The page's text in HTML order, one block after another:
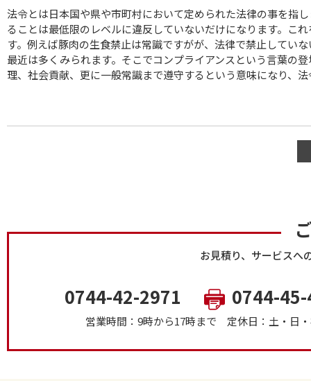
法令とは日本国や県や市町村において定められた法律の事を指
ることは最低限のレベルに違反していないだけになります。こ
す。例えば豚肉の生食禁止は常識ですがが、法律で禁止してい
最近は多くみられます。そこでコンプライアンスという言葉の
理、社会貢献、更に一般常識まで遵守するという意味になり、
お見積り、サービスへ
0744-42-2971 0744-
営業時間：9時から17時まで 定休日：土・日